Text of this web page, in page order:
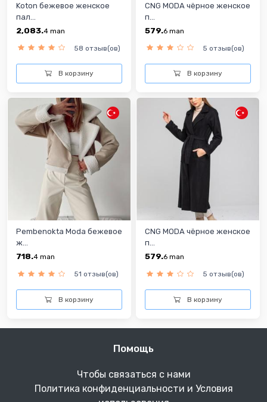
Koton бежевoe женскoe
пал...
2,083.4 man
58 отзыв(ов)
В корзину
CNG MODA чёрное женское
п...
579.6 man
5 отзыв(ов)
В корзину
Pembenokta Moda бежевое
ж...
718.4 man
51 отзыв(ов)
В корзину
CNG MODA чёрное женское
п...
579.6 man
5 отзыв(ов)
В корзину
Помощь
Чтобы связаться с нами
Политика конфиденциальности и Условия